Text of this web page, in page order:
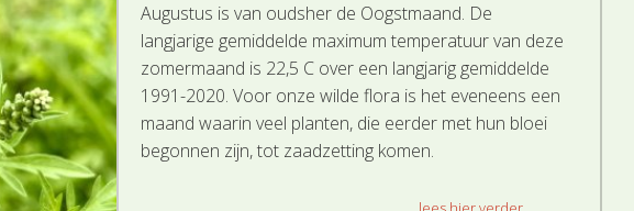
Augustus is van oudsher de Oogstmaand. De
langjarige gemiddelde maximum temperatuur van deze
zomermaand is 22,5 C over een langjarig gemiddelde
1991-2020. Voor onze wilde flora is het eveneens een
maand waarin veel planten, die eerder met hun bloei
begonnen zijn, tot zaadzetting komen.